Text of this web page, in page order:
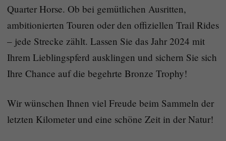
Quarter Horse. Ob bei gemütlichen Ausritten,
ambitionierten Touren oder den offiziellen Trail Rides
– jede Strecke zählt. Lassen Sie das Jahr 2024 mit
Ihrem Lieblingspferd ausklingen und sichern Sie sich
Ihre Chance auf die begehrte Bronze Trophy!
Wir wünschen Ihnen viel Freude beim Sammeln der
letzten Kilometer und eine schöne Zeit in der Natur!